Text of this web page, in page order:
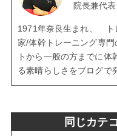
院長兼代表
1971年奈良生まれ、 ト
家/体幹トレーニング専
トから一般の方までに
る素晴らしさをブログで
同じカテ